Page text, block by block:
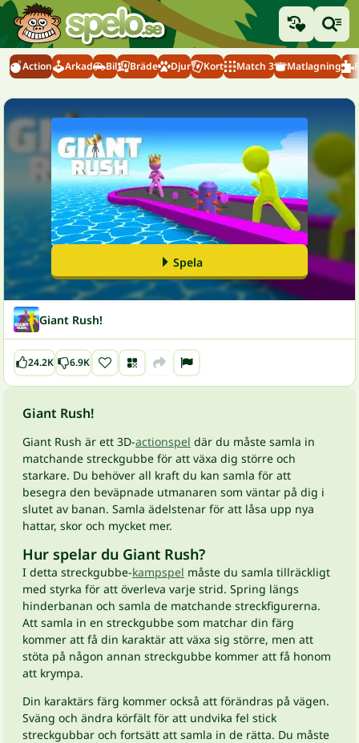
Action Arkad Bil Bräde Djur Kort Match 3 Matlagning
Spela
Giant Rush!
24.2K 6.9K
Giant Rush!
Giant Rush är ett 3D-actionspel där du måste samla in
matchande streckgubbe för att växa dig större och
starkare. Du behöver all kraft du kan samla för att
besegra den beväpnade utmanaren som väntar på dig i
slutet av banan. Samla ädelstenar för att låsa upp nya
hattar, skor och mycket mer.
Hur spelar du Giant Rush?
I detta streckgubbe-kampspel måste du samla tillräckligt
med styrka för att överleva varje strid. Spring längs
hinderbanan och samla de matchande streckfigurerna.
Att samla in en streckgubbe som matchar din färg
kommer att få din karaktär att växa sig större, men att
stöta på någon annan streckgubbe kommer att få honom
att krympa.
Din karaktärs färg kommer också att förändras på vägen.
Sväng och ändra körfält för att undvika fel stick
streckgubbar och fortsätt att samla in de rätta. Du måste